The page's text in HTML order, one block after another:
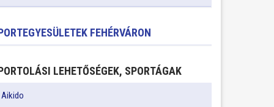
FEHÉRVÁRON
LEHETŐSÉGEK, SPORTÁGAK
Aikido